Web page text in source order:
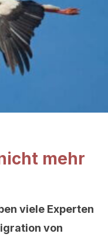
mehr
viele Experten
von